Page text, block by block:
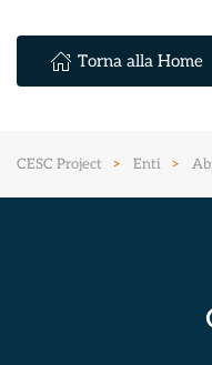
Torna alla Home
CESC Project Enti